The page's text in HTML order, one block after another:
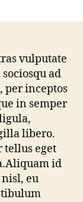
vulputate
ad
per inceptos
in semper
libero.
tellus eget
Aliquam id
eu